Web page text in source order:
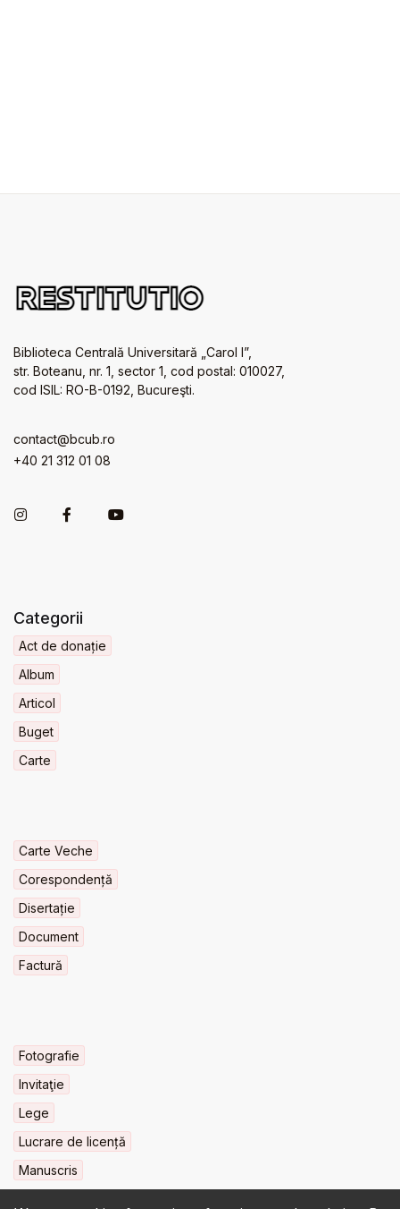
Biblioteca Centrală Universitară „Carol I”,
str. Boteanu, nr. 1, sector 1, cod postal: 010027,
cod ISIL: RO-B-0192, Bucureşti.
contact@bcub.ro
+40 21 312 01 08
Categorii
Act de donație
Album
Articol
Buget
Carte
Carte Veche
Corespondență
Disertație
Document
Factură
Fotografie
Invitaţie
Lege
Lucrare de licență
Manuscris